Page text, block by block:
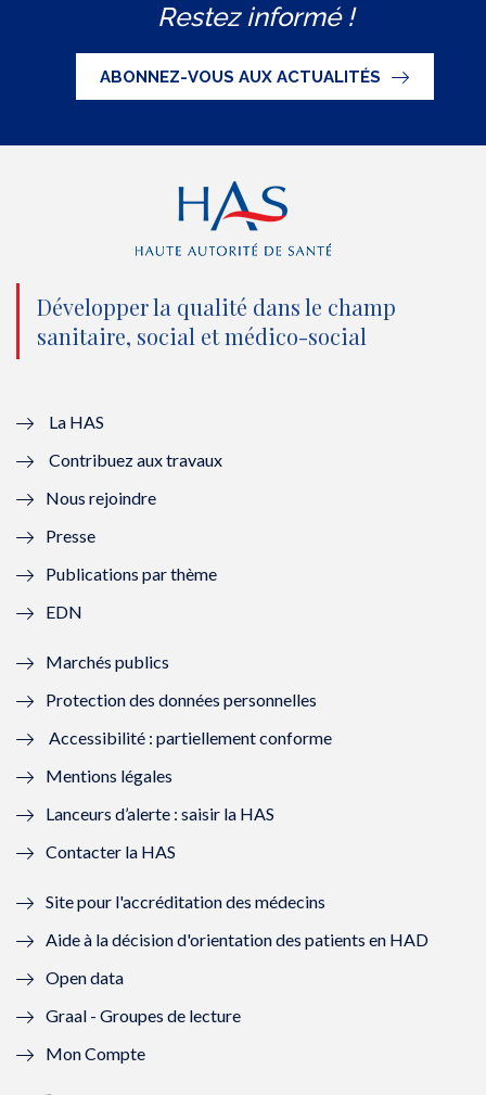
i
t
t
e
n
o
u
l
l
f
n
ê
t
r
e
)
c
e
b
o
o
k
(
n
o
e
e
n
ê
r
)
u
t
u
b
e
(
n
o
u
ê
t
e
n
k
e
d
(
n
o
ê
)
Restez informé !
ABONNEZ-VOUS AUX ACTUALITÉS
Développer la qualité dans le champ
sanitaire, social et médico-social
La HAS
Contribuez aux travaux
Nous rejoindre
Presse
Publications par thème
EDN
Marchés publics
Protection des données personnelles
Accessibilité : partiellement conforme
Mentions légales
Lanceurs d’alerte : saisir la HAS
Contacter la HAS
Site pour l'accréditation des médecins
Aide à la décision d'orientation des patients en HAD
Open data
Graal - Groupes de lecture
Mon Compte